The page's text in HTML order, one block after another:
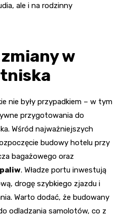
ale i na rodzinny
w
nie były przypadkiem – w tym
przygotowania do
Wśród najważniejszych
budowy hotelu przy
bagażowego oraz
. Władze portu inwestują
drogę szybkiego zjazdu i
Warto dodać, że budowany
odladzania samolotów, co z